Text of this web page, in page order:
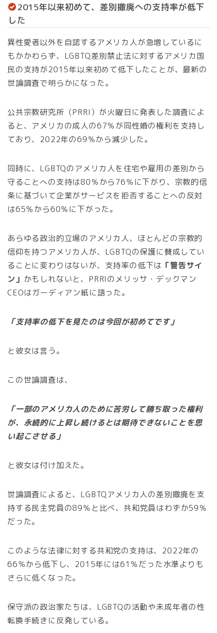
2015年以来初めて、差別撤廃への支持率が低下
した
異性愛者以外を自認するアメリカ人が急増しているに
もかかわらず、LGBTQ差別禁止法に対するアメリカ国
民の支持が2015年以来初めて低下したことが、最新の
世論調査で明らかになった。
公共宗教研究所（PRRI）が火曜日に発表した調査によ
ると、アメリカの成人の67％が同性婚の権利を支持し
ており、2022年の69％から減少した。
同時に、LGBTQのアメリカ人を住宅や雇用の差別から
守ることへの支持は80％から76％に下がり、宗教的信
条に基づいて企業がサービスを拒否することへの反対
は65％から60％に下がった。
あらゆる政治的立場のアメリカ人、ほとんどの宗教的
信仰を持つアメリカ人が、LGBTQの保護に賛成してい
ることに変わりはないが、支持率の低下は 「警告サイ
ン」 かもしれないと、PRRIのメリッサ・デックマン
CEOはガーディアン紙に語った。
「支持率の低下を見たのは今回が初めてです」
と彼女は言う。
この世論調査は、
「一部のアメリカ人のために苦労して勝ち取った権利
が、永続的に上昇し続けるとは期待できないことを思
い起こさせる」
と彼女は付け加えた。
世論調査によると、LGBTQアメリカ人の差別撤廃を支
持する民主党員の89％と比べ、共和党員はわずか59％
だった。
このような法律に対する共和党の支持は、2022年の
66％から低下し、2015年には61％だった水準よりも
さらに低くなった。
保守派の政治家たちは、LGBTQの活動や未成年者の性
転換手続きに反発している。